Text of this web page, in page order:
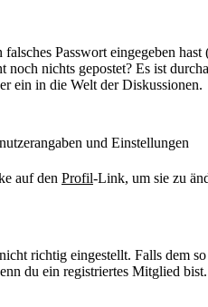
Passwort eingegeben
nichts gepostet? Es ist
ein in die Welt der Diskussionen.
und Einstellungen
auf den Profil-Link, um sie zu
richtig eingestellt. Falls dem
du ein registriertes Mitglied